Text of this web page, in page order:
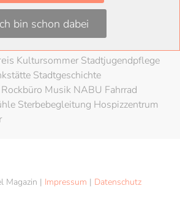
EhrenamtBürgermuseum
KultursommerStadtjugendpflege
Stadtgeschichte
Rockbüro Musik NABU Fahrrad
Sterbebegleitung Hospizzentrum
Magazin | Impressum | Datenschutz
bin schon dabei